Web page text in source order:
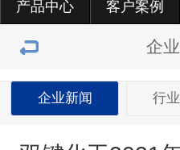
产品中心 客户案例
企
企业新闻 行